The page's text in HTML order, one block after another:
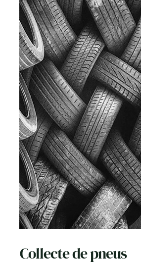
Collecte de pneus